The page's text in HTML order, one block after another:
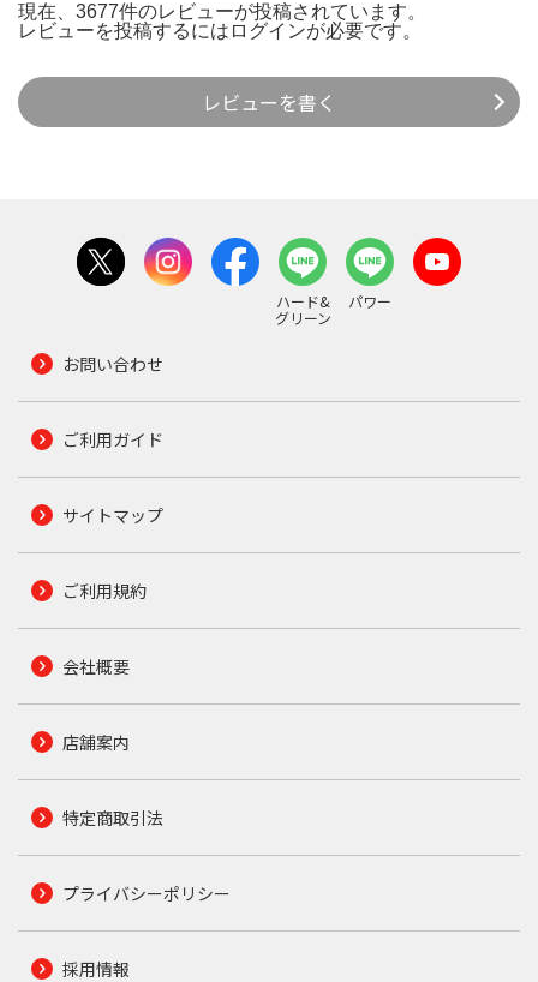
現在、3677件のレビューが投稿されています。
レビューを投稿するには ログインが必要です。
レビューを書く
ハード&
グリーン
パワー
お問い合わせ
ご利用ガイド
サイトマップ
ご利用規約
会社概要
店舗案内
特定商取引法
プライバシーポリシー
採用情報